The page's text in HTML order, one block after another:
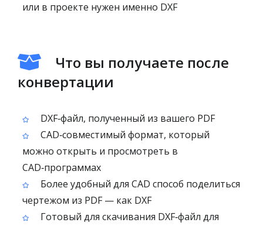
или в проекте нужен именно DXF
Что вы получаете после
конвертации
DXF‑файл, полученный из вашего PDF
CAD‑совместимый формат, который
можно открыть и просмотреть в
CAD‑программах
Более удобный для CAD способ поделиться
чертежом из PDF — как DXF
Готовый для скачивания DXF‑файл для